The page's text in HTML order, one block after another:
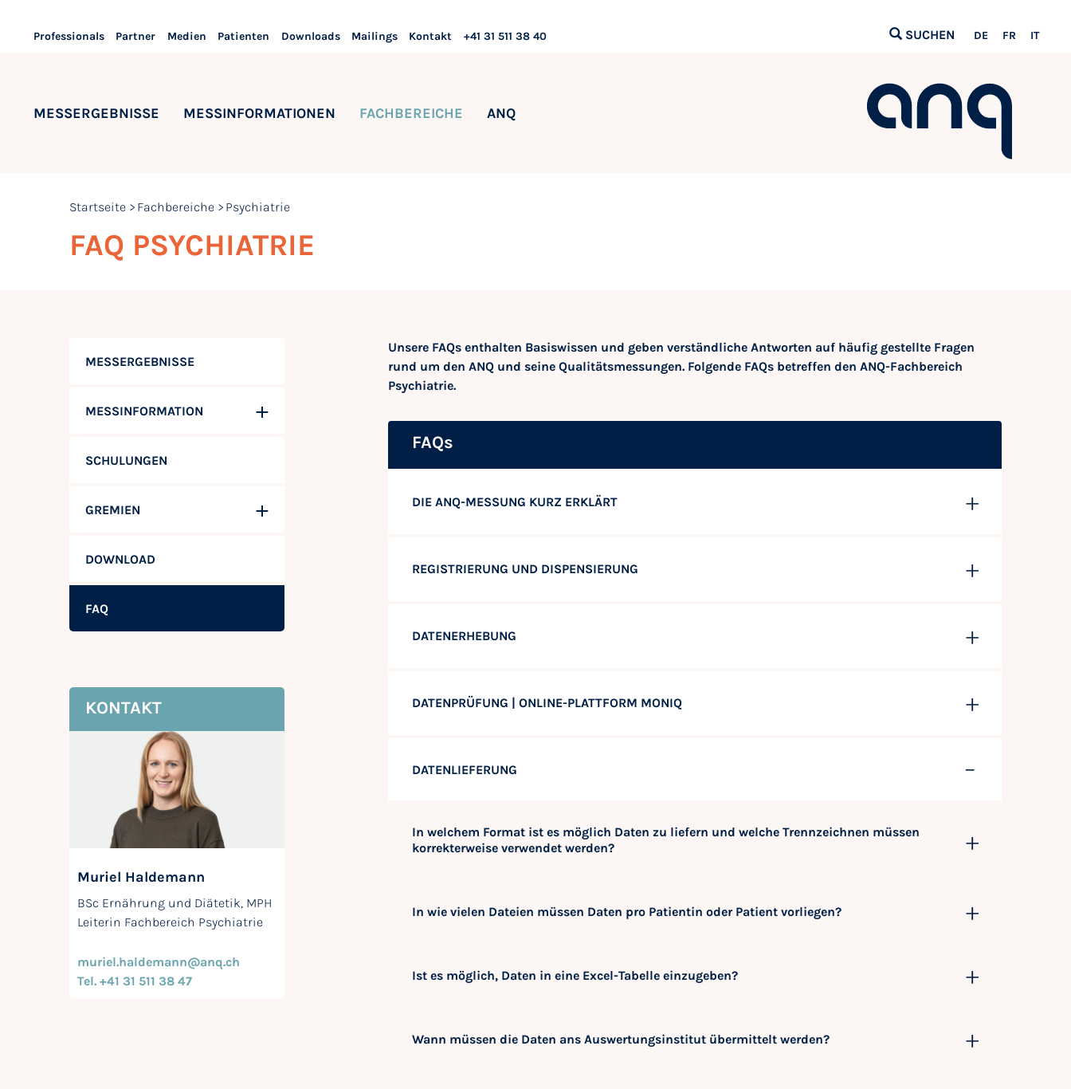
Professionals Partner Medien Patienten Downloads Mailings Kontakt +41 31 511 38 40 SUCHEN DE FR IT
MESSERGEBNISSE MESSINFORMATIONEN FACHBEREICHE ANQ
Startseite Fachbereiche Psychiatrie
FAQ PSYCHIATRIE
MESSERGEBNISSE
MESSINFORMATION
SCHULUNGEN
GREMIEN
DOWNLOAD
FAQ
KONTAKT
Muriel Haldemann
BSc Ernährung und Diätetik, MPH
Leiterin Fachbereich Psychiatrie
muriel.haldemann@anq.ch
Tel. +41 31 511 38 47
Unsere FAQs enthalten Basiswissen und geben verständliche Antworten auf häufig gestellte Fragen
rund um den ANQ und seine Qualitätsmessungen. Folgende FAQs betreffen den ANQ-Fachbereich
Psychiatrie.
FAQs
DIE ANQ-MESSUNG KURZ ERKLÄRT
REGISTRIERUNG UND DISPENSIERUNG
DATENERHEBUNG
DATENPRÜFUNG | ONLINE-PLATTFORM MONIQ
DATENLIEFERUNG
In welchem Format ist es möglich Daten zu liefern und welche Trennzeichnen müssen
korrekterweise verwendet werden?
In wie vielen Dateien müssen Daten pro Patientin oder Patient vorliegen?
Ist es möglich, Daten in eine Excel-Tabelle einzugeben?
Wann müssen die Daten ans Auswertungsinstitut übermittelt werden?